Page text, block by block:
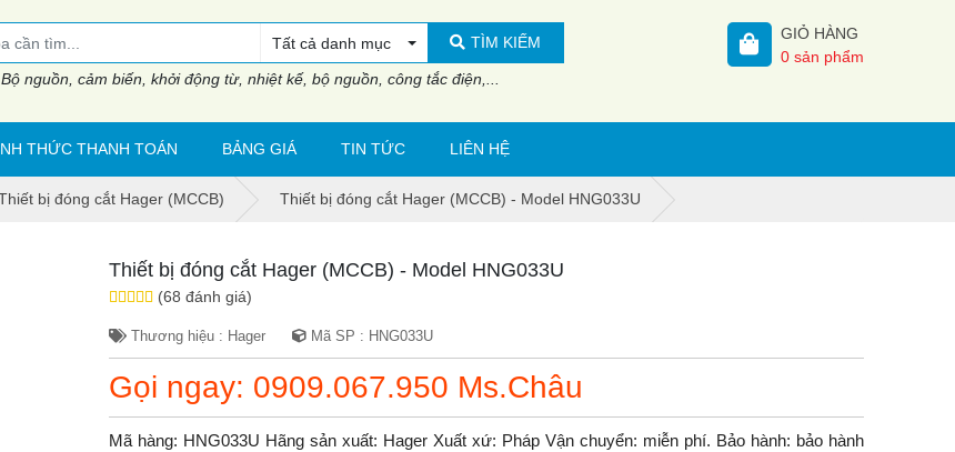
Tất cả danh mục TÌM KIẾM
Bộ nguồn, cảm biến, khởi động từ, nhiệt kế, bộ nguồn, công tắc điện,...
GIỎ HÀNG
0 sản phẩm
THỨC THANH TOÁN BẢNG GIÁ TIN TỨC LIÊN HỆ
bị đóng cắt Hager (MCCB) Thiết bị đóng cắt Hager (MCCB) - Model HNG033U
Thiết bị đóng cắt Hager (MCCB) - Model HNG033U
(68 đánh giá)
Thương hiệu : Hager Mã SP : HNG033U
Gọi ngay: 0909.067.950 Ms.Châu
Mã hàng: HNG033U Hãng sản xuất: Hager Xuất xứ: Pháp Vận chuyển: miễn phí. Bảo hành: bảo hành